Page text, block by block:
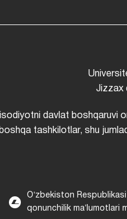
Jizzax
davlat boshqaruvi
tashkilotlar, shu
Oʻzbekiston Respublikasi
qonunchilik maʼlumotlari